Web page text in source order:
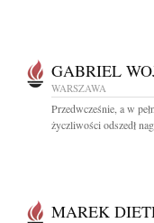
GABRIEL
WARSZAWA
Przedwcześnie, a w
życzliwości odszedł
MAREK